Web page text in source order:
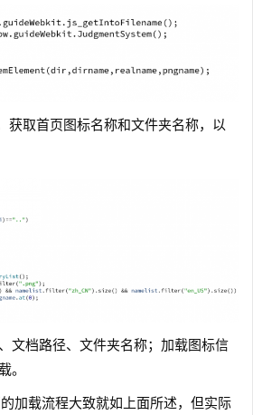
获取首页图标名称和文件夹名称，以
文档路径、文件夹名称；加载图标信
。
加载流程大致就如上面所述，但实际